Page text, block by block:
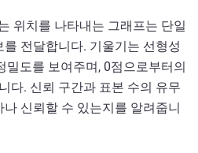
위치를 나타내는 그래프는 단일
전달합니다. 기울기는 선형성
밀도를 보여주며, 0점으로부터의
다. 신뢰 구간과 표본 수의 유무
신뢰할 수 있는지를 알려줍니